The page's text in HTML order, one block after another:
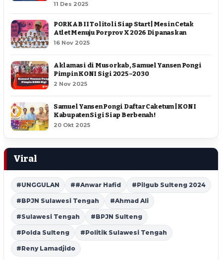
11 Des 2025
PORKAB II Tolitoli Siap Start | Mesin Cetak
Atlet Menuju Porprov X 2026 Dipanaskan
16 Nov 2025
Aklamasi di Musorkab, Samuel Yansen Pongi
Pimpin KONI Sigi 2025–2030
2 Nov 2025
Samuel Yansen Pongi Daftar Caketum | KONI
Kabupaten Sigi Siap Berbenah !
20 Okt 2025
Viral
#UNGGULAN ##Anwar Hafid #Pilgub Sulteng 2024
#BPJN Sulawesi Tengah #Ahmad Ali
#Sulawesi Tengah #BPJN Sulteng
#Polda Sulteng #Politik Sulawesi Tengah
#Reny Lamadjido